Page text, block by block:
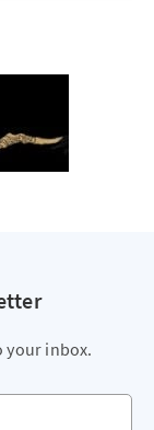
your inbox.